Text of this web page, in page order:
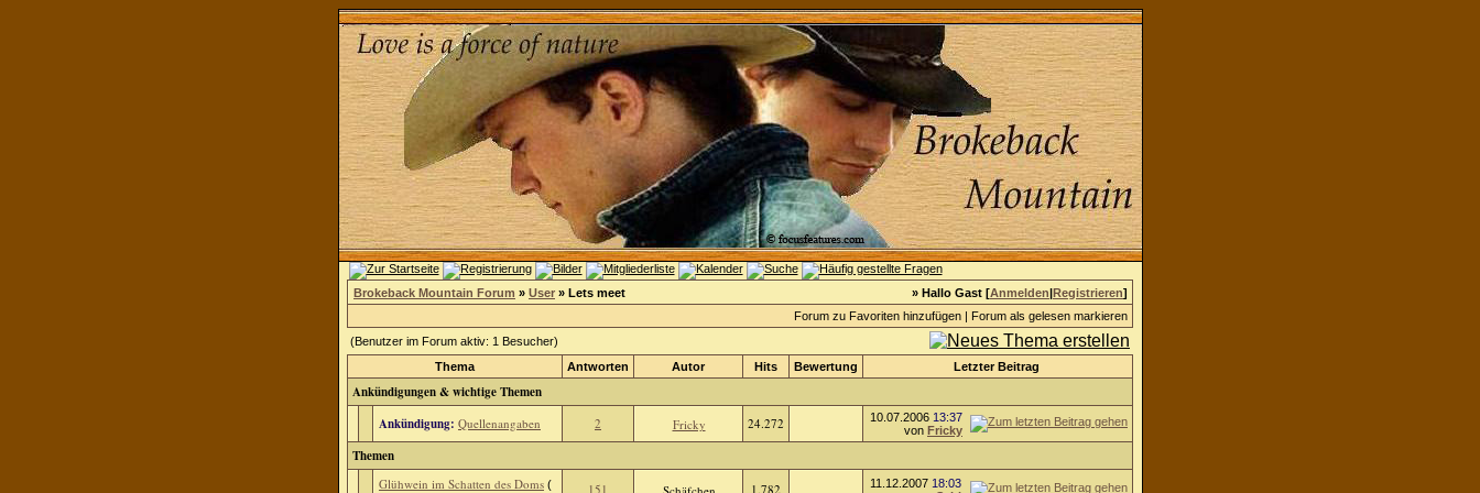
Brokeback Mountain Forum » User » Lets meet » Hallo Gast [Anmelden|Registrieren]
Forum zu Favoriten hinzufügen | Forum als gelesen markieren
(Benutzer im Forum aktiv: 1 Besucher)
Thema
Antworten Autor Hits Bewertung Letzter Beitrag
Ankündigungen & wichtige Themen
Ankündigung: Quellenangaben 2 Fricky 24.272 10.07.2006 13:37
von Fricky
Themen
Glühwein im Schatten des Doms (
151 1.782 11.12.2007 18:03